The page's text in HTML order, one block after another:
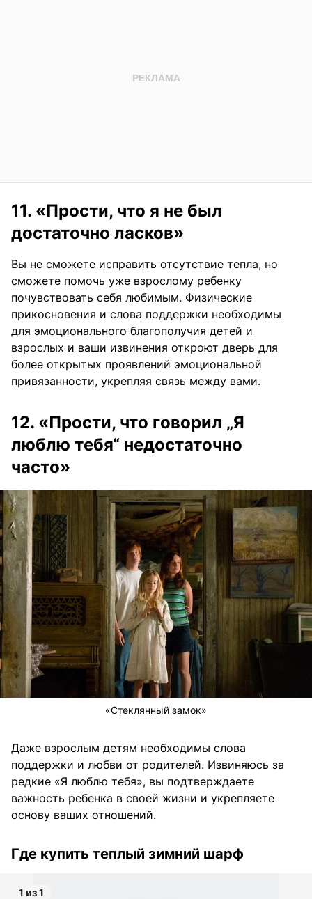
11. «Прости, что я не был
достаточно ласков»
Вы не сможете исправить отсутствие тепла, но
сможете помочь уже взрослому ребенку
почувствовать себя любимым. Физические
прикосновения и слова поддержки необходимы
для эмоционального благополучия детей и
взрослых и ваши извинения откроют дверь для
более открытых проявлений эмоциональной
привязанности, укрепляя связь между вами.
12. «Прости, что говорил „Я
люблю тебя“ недостаточно
часто»
«Стеклянный замок»
Даже взрослым детям необходимы слова
поддержки и любви от родителей. Извиняюсь за
редкие «Я люблю тебя», вы подтверждаете
важность ребенка в своей жизни и укрепляете
основу ваших отношений.
Где купить теплый зимний шарф
1 из 1